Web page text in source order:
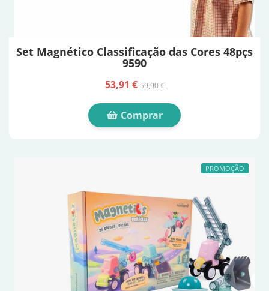
Set Magnético Classificação das Cores 48pçs
9590
53,91 €59,90 €
Comprar
PROMOÇÃO